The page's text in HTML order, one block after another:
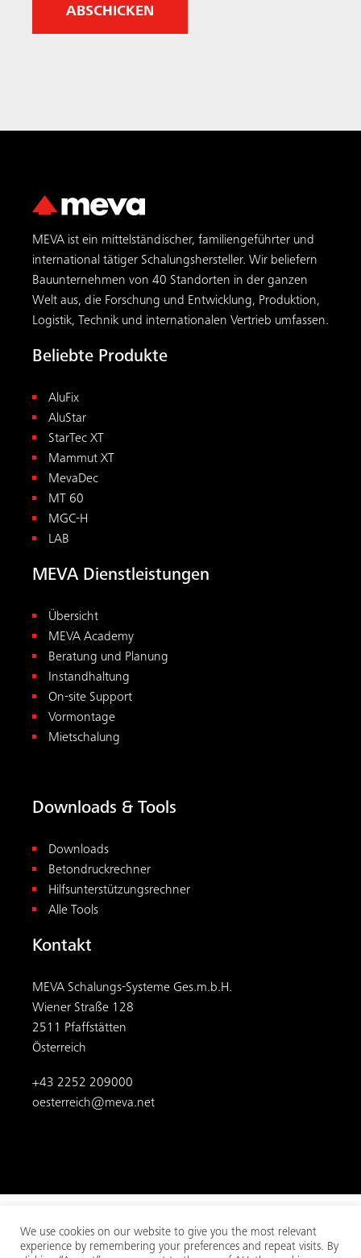
MEVA ist ein mittelständischer, familiengeführter und
international tätiger Schalungs­hersteller. Wir beliefern
Bauunternehmen von 40 Standorten in der ganzen
Welt aus, die Forschung und Entwicklung, Produktion,
Logistik, Technik und internationalen Vertrieb umfassen.
Beliebte Produkte
AluFix
AluStar
StarTec XT
Mammut XT
MevaDec
MT 60
MGC-H
LAB
MEVA Dienstleistungen
Übersicht
MEVA Academy
Beratung und Planung
Instandhaltung
On-site Support
Vormontage
Mietschalung
Downloads & Tools
Downloads
Betondruckrechner
Hilfsunterstützungsrechner
Alle Tools
Kontakt
MEVA Schalungs-Systeme Ges.m.b.H.
Wiener Straße 128
2511 Pfaffstätten
Österreich
+43 2252 209000
oesterreich@meva.net
We use cookies on our website to give you the most relevant
experience by remembering your preferences and repeat visits. By